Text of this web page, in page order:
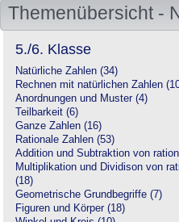
Themenübersicht -
5./6. Klasse
Natürliche Zahlen (34)
Rechnen mit natürlichen Zahlen
Anordnungen und Muster (4)
Teilbarkeit (6)
Ganze Zahlen (16)
Rationale Zahlen (53)
Addition und Subtraktion von
Multiplikation und Dividison von
(18)
Geometrische Grundbegriffe (7)
Figuren und Körper (18)